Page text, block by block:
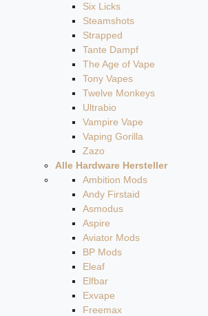
Six Licks
Steamshots
Strapped
Tante Dampf
The Age of Vape
Tony Vapes
Twelve Monkeys
Ultrabio
Vampire Vape
Vaping Gorilla
Zazo
Alle Hardware Hersteller
Ambition Mods
Andy Firstaid
Asmodus
Aspire
Aviator Mods
BP Mods
Eleaf
Elfbar
Exvape
Freemax